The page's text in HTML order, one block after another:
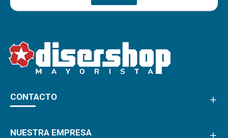
CONTACTO
NUESTRA EMPRESA